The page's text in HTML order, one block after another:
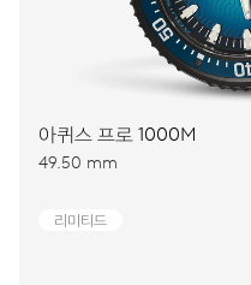
아퀴스 프로 1000M
49.50 mm
리미티드